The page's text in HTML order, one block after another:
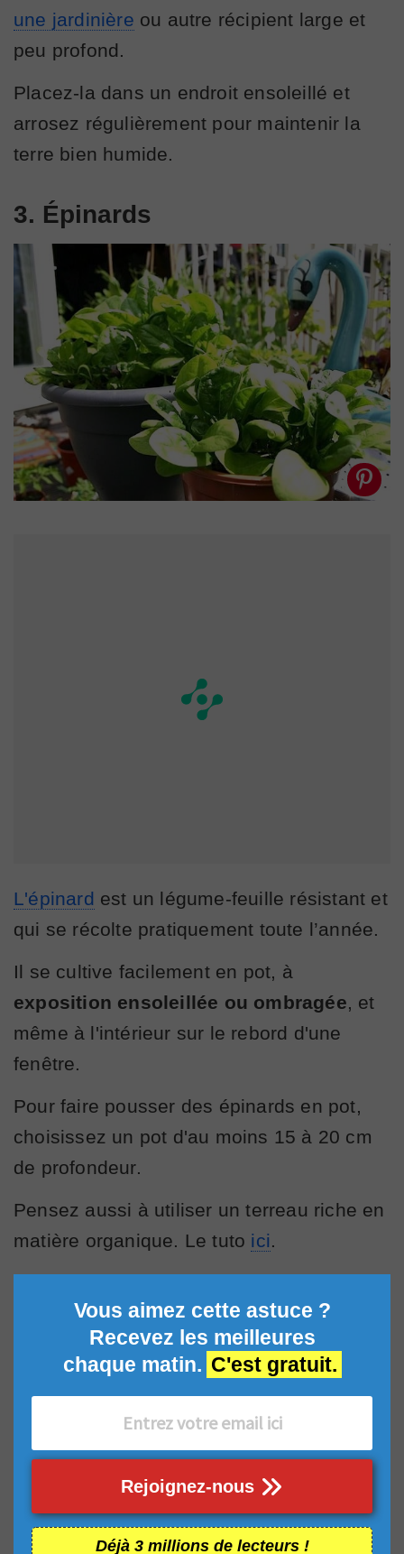
une jardinière ou autre récipient large et
peu profond.
Placez-la dans un endroit ensoleillé et
arrosez régulièrement pour maintenir la
terre bien humide.
3. Épinards
L'épinard est un légume-feuille résistant et
qui se récolte pratiquement toute l’année.
Il se cultive facilement en pot, à
exposition ensoleillée ou ombragée, et
même à l'intérieur sur le rebord d'une
fenêtre.
Pour faire pousser des épinards en pot,
choisissez un pot d'au moins 15 à 20 cm
de profondeur.
Pensez aussi à utiliser un terreau riche en
matière organique. Le tuto ici.
Vous aimez cette astuce ?
Recevez les meilleures
chaque matin. C'est gratuit.
Rejoignez-nous
Déjà 3 millions de lecteurs !